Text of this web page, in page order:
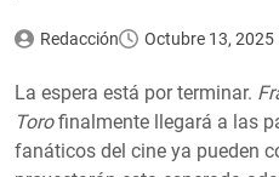
Redacción Octubre 13, 2025
La espera está por terminar.
Torofinalmente llegará a las
fanáticos del cine ya pueden